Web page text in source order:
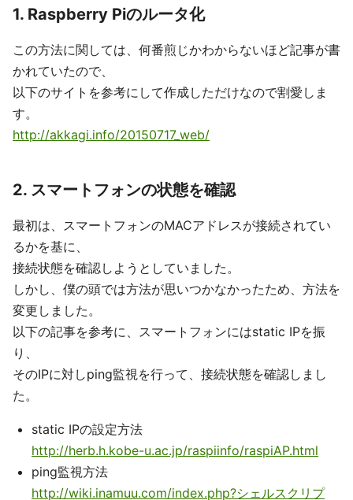
1. Raspberry Piのルータ化
この方法に関しては、何番煎じかわからないほど記事が書
かれていたので、
以下のサイトを参考にして作成しただけなので割愛しま
す。
http://akkagi.info/20150717_web/
2. スマートフォンの状態を確認
最初は、スマートフォンのMACアドレスが接続されてい
るかを基に、
接続状態を確認しようとしていました。
しかし、僕の頭では方法が思いつかなかったため、方法を
変更しました。
以下の記事を参考に、スマートフォンにはstatic IPを振
り、
そのIPに対しping監視を行って、接続状態を確認しまし
た。
static IPの設定方法
http://herb.h.kobe-u.ac.jp/raspiinfo/raspiAP.html
ping監視方法
http://wiki.inamuu.com/index.php?シェルスクリプ